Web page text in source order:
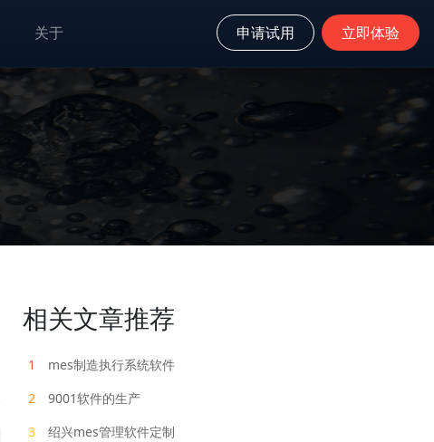
关于 申请试用 立即体验
相关文章推荐
1
mes制造执行系统软件
2
9001软件的生产
3
绍兴mes管理软件定制